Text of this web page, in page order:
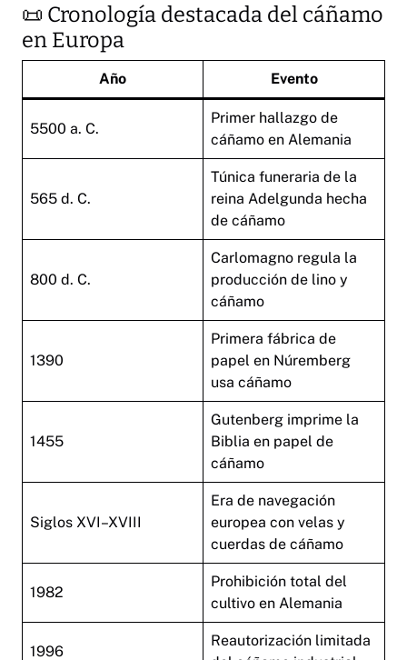
📜 Cronología destacada del cáñamo
en Europa
Año Evento
5500 a. C.
Primer hallazgo de
cáñamo en Alemania
565 d. C.
Túnica funeraria de la
reina Adelgunda hecha
de cáñamo
800 d. C.
Carlomagno regula la
producción de lino y
cáñamo
1390
Primera fábrica de
papel en Núremberg
usa cáñamo
1455
Gutenberg imprime la
Biblia en papel de
cáñamo
Siglos XVI–XVIII
Era de navegación
europea con velas y
cuerdas de cáñamo
1982
Prohibición total del
cultivo en Alemania
1996
Reautorización limitada